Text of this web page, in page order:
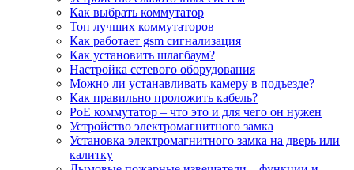
Как выбрать коммутатор
Топ лучших коммутаторов
Как работает gsm сигнализация
Как установить шлагбаум?
Настройка сетевого оборудования
Можно ли устанавливать камеру в подъезде?
Как правильно проложить кабель?
PoE коммутатор – что это и для чего он нужен
Устройство электромагнитного замка
Установка электромагнитного замка на дверь или
калитку